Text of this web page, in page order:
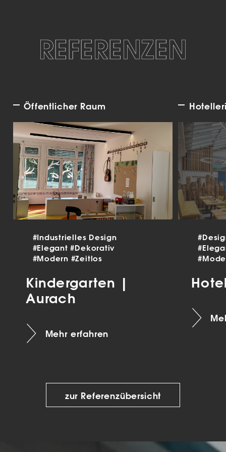
REFERENZEN
Öffentlicher Raum
#Industrielles Design
#Elegant#Dekorativ
#Modern #Zeitlos
Kindergarten |
Aurach
Mehr erfahren
zur Referenzübersicht